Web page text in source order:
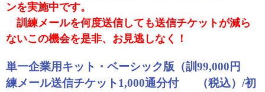
ンを実施中です。
訓練メールを何度送信しても送信チケットが減ら
ないこの機会を是非、お見逃しなく！
単一企業用キット・ベーシック版（訓
練メール送信チケット1,000通分付
99,000円
（税込）/初